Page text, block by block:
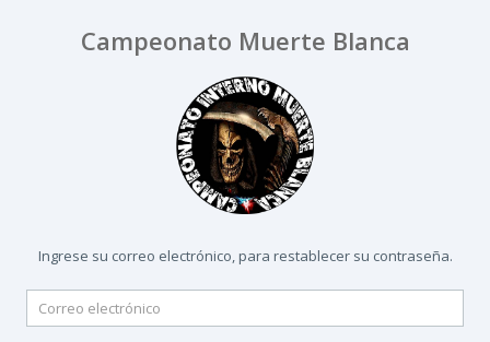
Campeonato Muerte Blanca
Ingrese su correo electrónico, para restablecer su contraseña.